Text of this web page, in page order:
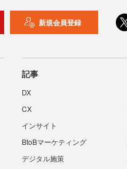
新規会員登録
記事
DX
CX
インサイト
BtoBマーケティング
デジタル施策